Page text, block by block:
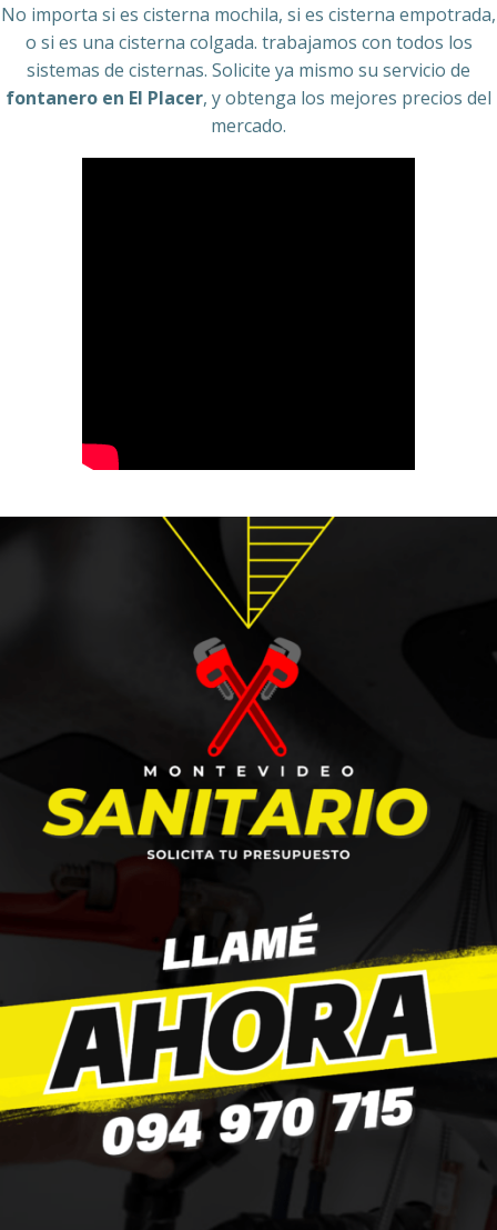
No importa si es cisterna mochila, si es cisterna empotrada,
o si es una cisterna colgada. trabajamos con todos los
sistemas de cisternas. Solicite ya mismo su servicio de
fontanero en El Placer, y obtenga los mejores precios del
mercado.